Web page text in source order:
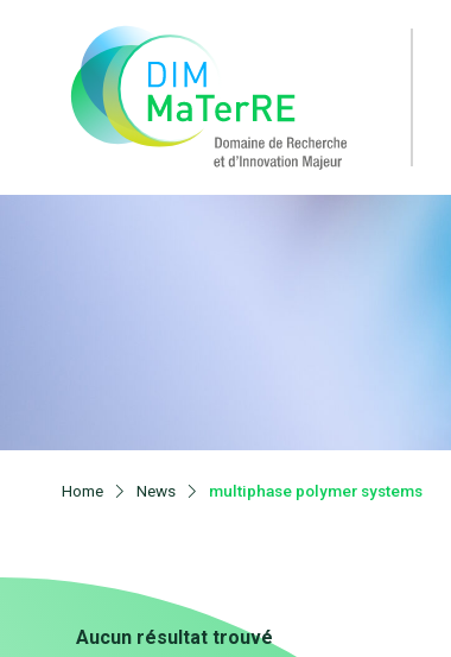
Home News multiphase polymer systems
Aucun résultat trouvé